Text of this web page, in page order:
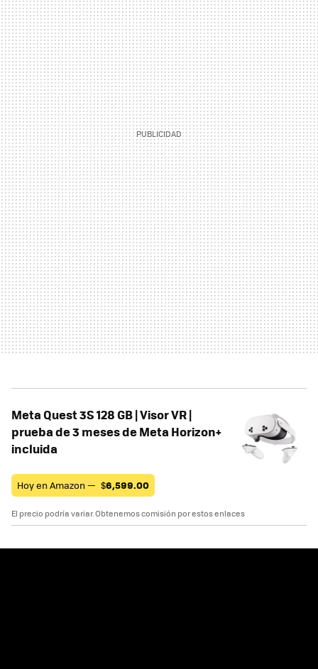
Meta Quest 3S 128 GB | Visor VR |
prueba de 3 meses de Meta Horizon+
incluida
Hoy en Amazon — $6,599.00
El precio podría variar. Obtenemos comisión por estos enlaces